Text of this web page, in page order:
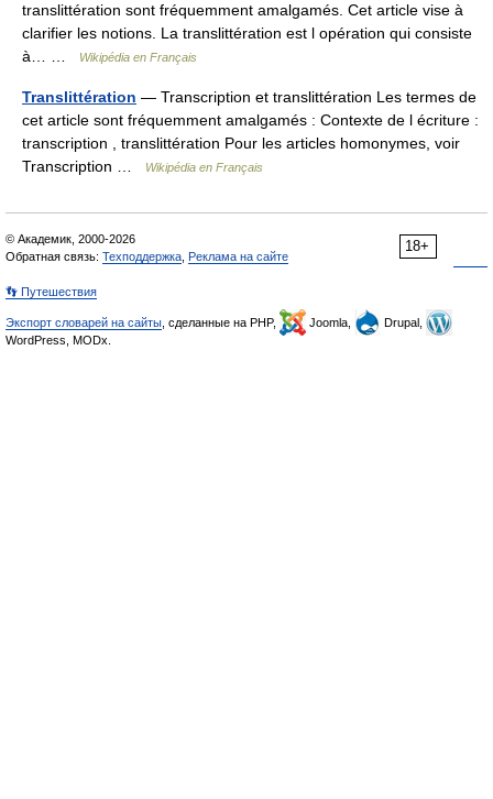
translittération sont fréquemment amalgamés. Cet article vise à
clarifier les notions. La translittération est l opération qui consiste
à… …
Wikipédia en Français
Translittération — Transcription et translittération Les termes de
cet article sont fréquemment amalgamés : Contexte de l écriture :
transcription , translittération Pour les articles homonymes, voir
Transcription …
Wikipédia en Français
18+
© Академик, 2000-2026
Обратная связь: Техподдержка Реклама на сайте
👣 Путешествия
Экспорт словарей на сайты , сделанные на PHP, Joomla,
Drupal,
WordPress, MODx.